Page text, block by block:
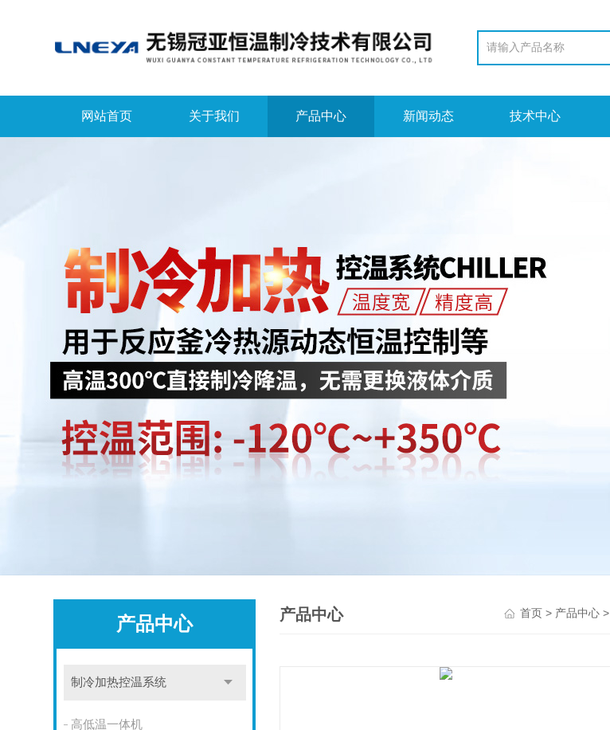
网站首页 关于我们 产品中心 新闻动态 技术中心
产品中心
制冷加热控温系统
高低温一体机
产品中心 首页> 产品中心>